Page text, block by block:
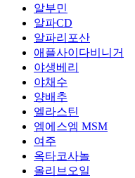
알부민
알파CD
알파리포산
애플사이다비니거
야생베리
야채수
양배추
엘라스틴
엠에스엠 MSM
여주
옥타코사놀
올리브오일